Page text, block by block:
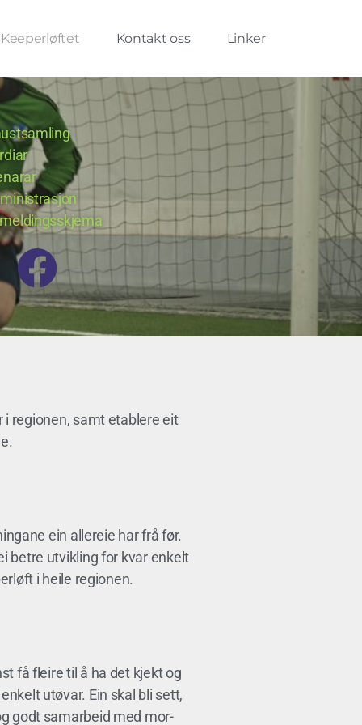
Keeperløftet Kontakt oss Linker
regionen, samt etablere eit
ein allereie har frå før.
betre utvikling for kvar enkelt
i heile regionen.
få fleire til å ha det kjekt og
utøvar. Ein skal bli sett,
godt samarbeid med mor-